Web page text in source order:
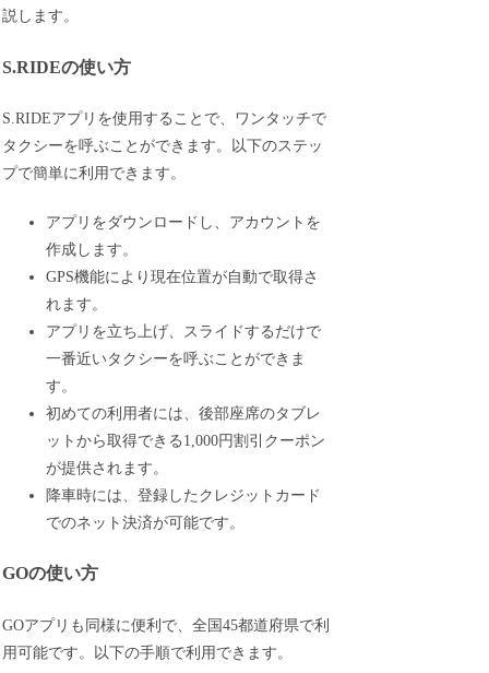
説します。
S.RIDEの使い方
S.RIDEアプリを使用することで、ワンタッチで
タクシーを呼ぶことができます。以下のステッ
プで簡単に利用できます。
アプリをダウンロードし、アカウントを
作成します。
GPS機能により現在位置が自動で取得さ
れます。
アプリを立ち上げ、スライドするだけで
一番近いタクシーを呼ぶことができま
す。
初めての利用者には、後部座席のタブレ
ットから取得できる1,000円割引クーポン
が提供されます。
降車時には、登録したクレジットカード
でのネット決済が可能です。
GOの使い方
GOアプリも同様に便利で、全国45都道府県で利
用可能です。以下の手順で利用できます。